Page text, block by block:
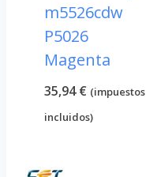
m5526cdw
P5026
Magenta
35,94€ (impuestos
incluidos)